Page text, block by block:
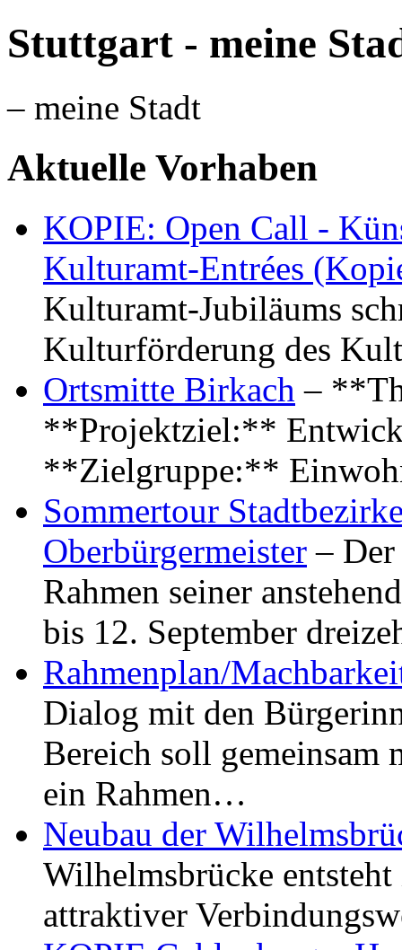
Stuttgart - meine
– meine Stadt
Aktuelle Vorhaben
KOPIE: Open Call -
Kulturamt-Entrées
Kulturamt-Jubiläums
Kulturförderung des
Ortsmitte Birkach –
**Projektziel:**
**Zielgruppe:**
Sommertour
Oberbürgermeister –
Rahmen seiner
bis 12. September
Rahmenplan/
Dialog mit den
Bereich soll gemeinsam
ein Rahmen…
Neubau der
Wilhelmsbrücke
attraktiver